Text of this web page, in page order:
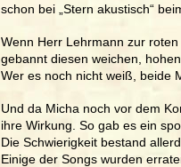
schon bei „Stern akustisch“
Wenn Herr Lehrmann zur
gebannt diesen weichen,
Wer es noch nicht weiß, beide
Und da Micha noch vor dem
ihre Wirkung. So gab es ein
Die Schwierigkeit bestand
Einige der Songs wurden